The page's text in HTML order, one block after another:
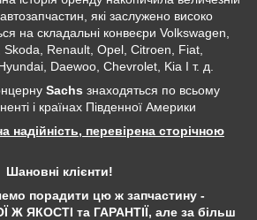
які заслужено високо
на складальні конвеєри Volkswagen,
Renault, Opel, Citroen, Fiat,
Daewoo, Chevrolet, Kia І т. д.
Sachs знаходяться по всьому
і країнах Південної Америки
надійність, перевірена сторічною
Шановні клієнти!
порадити цю ж запчастину -
ЯКОСТІ та ГАРАНТІЇ, але за більш